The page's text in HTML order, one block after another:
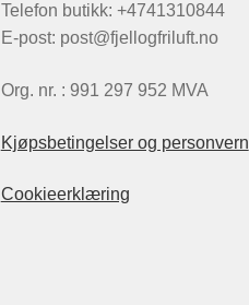
Telefon butikk: +4741310844
E-post: post@fjellogfriluft.no
Org. nr. : 991 297 952 MVA
Kjøpsbetingelser og personvern
Cookieerklæring